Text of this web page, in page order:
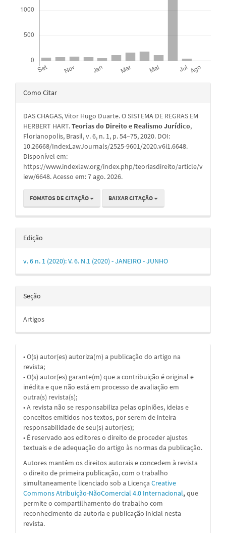
Detalhes
artigo
Como Citar
DAS CHAGAS, Vitor Hugo Duarte. O SISTEMA DE REGRAS EM
HERBERT HART.Teorias do Direito e Realismo Jurídico,
Florianopolis, Brasil, v. 6, n. 1, p. 54–75, 2020. DOI:
10.26668/IndexLawJournals/2525-9601/2020.v6i1.6648.
Disponível em:
https://www.indexlaw.org/index.php/teoriasdireito/article/v
iew/6648. Acesso em: 7 ago. 2026.
FOMATOS DE CITAÇÃO BAIXAR CITAÇÃO
Edição
v. 6 n. 1 (2020): V. 6. N.1 (2020) - JANEIRO - JUNHO
Seção
Artigos
• O(s) autor(es) autoriza(m) a publicação do artigo na
revista;
• O(s) autor(es) garante(m) que a contribuição é original e
inédita e que não está em processo de avaliação em
outra(s) revista(s);
• A revista não se responsabiliza pelas opiniões, ideias e
conceitos emitidos nos textos, por serem de inteira
responsabilidade de seu(s) autor(es);
• É reservado aos editores o direito de proceder ajustes
textuais e de adequação do artigo às normas da publicação.
Autores mantêm os direitos autorais e concedem à revista
o direito de primeira publicação, com o trabalho
simultaneamente licenciado sob a Licença Creative
Commons Atribuição-NãoComercial 4.0 Internacional,que
permite o compartilhamento do trabalho com
reconhecimento da autoria e publicação inicial nesta
revista.